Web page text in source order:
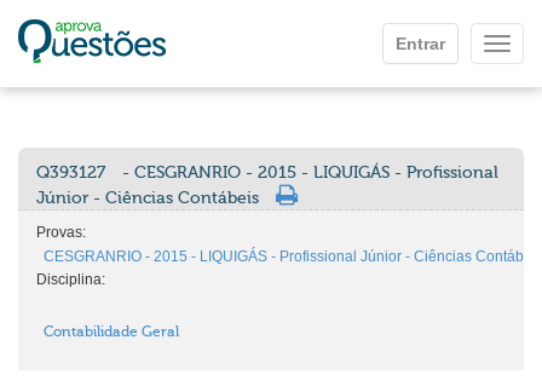
Entrar
Q393127
- CESGRANRIO - 2015 - LIQUIGÁS - Profissional
Júnior - Ciências Contábeis
Provas:
CESGRANRIO - 2015 - LIQUIGÁS - Profissional Júnior - Ciências Contábeis
Disciplina:
Contabilidade Geral